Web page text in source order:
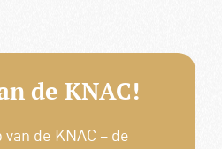
de KNAC!
de KNAC – de